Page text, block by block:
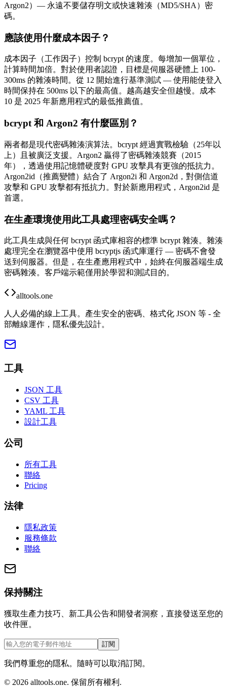
Argon2）— 永遠不要儲存明文或快速雜湊（MD5/SHA）密
碼。
應該使用什麼成本因子？
成本因子（工作因子）控制 bcrypt 的速度。每增加一個單位，
計算時間加倍。對於使用者認證，目標是伺服器硬體上 100-
300ms 的雜湊時間。從 12 開始進行基準測試 — 使用能使登入
時間保持在 500ms 以下的最高值。越高越安全但越慢。成本
10 是 2025 年新應用程式的最低推薦值。
bcrypt 和 Argon2 有什麼區別？
兩者都是現代密碼雜湊演算法。bcrypt 經過實戰檢驗（25年以
上）且被廣泛支援。Argon2 贏得了密碼雜湊競賽（2015
年），透過使用記憶體硬度對 GPU 攻擊具有更強的抵抗力。
Argon2id（推薦變體）結合了 Argon2i 和 Argon2d，對側信道
攻擊和 GPU 攻擊都有抵抗力。對於新應用程式，Argon2id 是
首選。
在生產環境使用此工具處理密碼安全嗎？
此工具生成與任何 bcrypt 函式庫相容的標準 bcrypt 雜湊。雜湊
處理完全在瀏覽器中使用 bcryptjs 函式庫運行 — 密碼不會發
送到伺服器。但是，在生產應用程式中，始終在伺服器端生成
密碼雜湊。客戶端示範僅用於學習和測試目的。
alltools.one
人人必備的線上工具。產生安全的密碼、格式化 JSON 等 - 全
部離線運作，隱私優先設計。
工具
JSON 工具
CSV 工具
YAML 工具
設計工具
公司
所有工具
聯絡
Pricing
法律
隱私政策
服務條款
聯絡
保持關注
獲取生產力技巧、新工具公告和開發者洞察，直接發送至您的
收件匣。
訂閱
我們尊重您的隱私。隨時可以取消訂閱。
© 2026 alltools.one. 保留所有權利 .